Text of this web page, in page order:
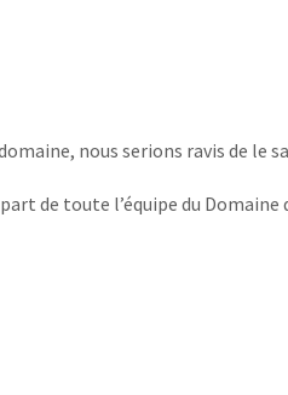
nous serions ravis de le
de toute l’équipe du